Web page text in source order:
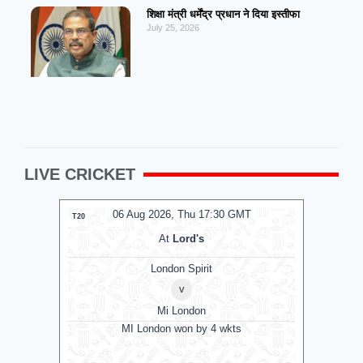
शिक्षा मंत्री धर्मेंद्र प्रधान ने दिया इस्तीफा
July 25, 2026
LIVE CRICKET
06 Aug 2026, Thu 14:00 GMT
T20
At Lord's
London Spirit Women
v
Mi London Women
MI London Women won by 3 runs